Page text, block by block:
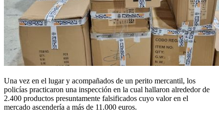
Una vez en el lugar y acompañados de un perito mercantil, los
policías practicaron una inspección en la cual hallaron alrededor de
2.400 productos presuntamente falsificados cuyo valor en el
mercado ascendería a más de 11.000 euros.